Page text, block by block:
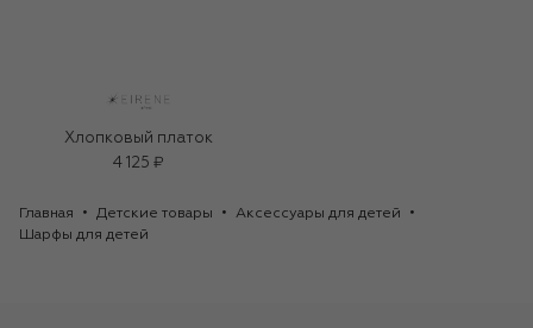
Хлопковый платок
4 125 ₽
Главная Детские товары
Аксессуары для детей
Шарфы для детей